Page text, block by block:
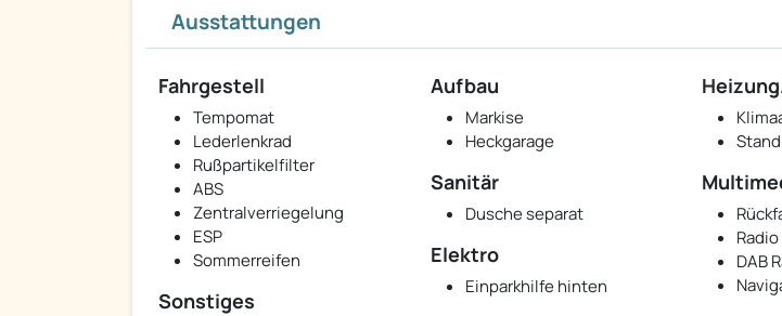
Ausstattungen
Fahrgestell
Tempomat
Lederlenkrad
Rußpartikelfilter
ABS
Zentralverriegelung
ESP
Sommerreifen
Aufbau
Markise
Heckgarage
Sanitär
Dusche separat
Radio
DAB
Elektro
Einparkhilfe hinten
Sonstiges